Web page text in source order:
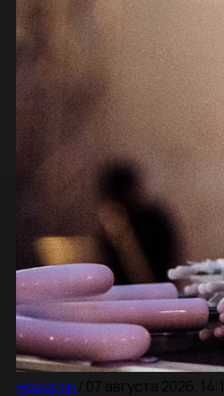
Новости / 07 августа 2026,